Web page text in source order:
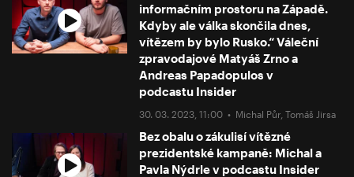
informačním prostoru na Západě.
Kdyby ale válka skončila dnes,
vítězem by bylo Rusko.“ Váleční
zpravodajové Matyáš Zrno a
Andreas Papadopulos v
podcastu Insider
30. 03. 2023, 11:00 • Michal Půr ,Tomáš Jirsa
Bez obalu o zákulisí vítězné
prezidentské kampaně: Michal a
Pavla Nýdrle v podcastu Insider